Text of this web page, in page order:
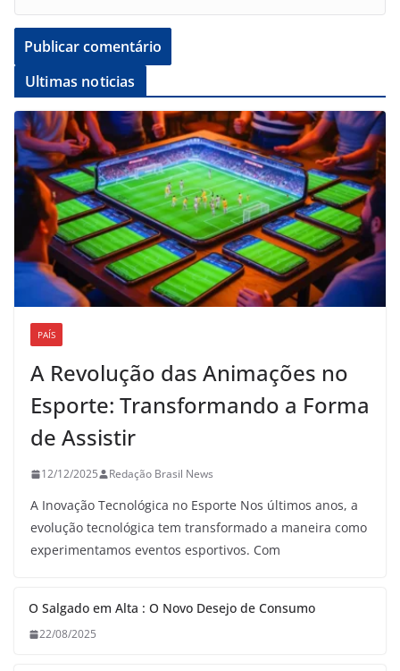
Ultimas noticias
PAÍS
A Revolução das Animações no
Esporte: Transformando a Forma
de Assistir
12/12/2025 Redação Brasil News
A Inovação Tecnológica no Esporte Nos últimos anos, a
evolução tecnológica tem transformado a maneira como
experimentamos eventos esportivos. Com
O Salgado em Alta : O Novo Desejo de Consumo
22/08/2025